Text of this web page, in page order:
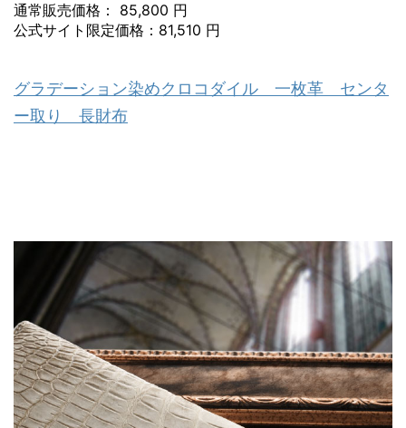
通常販売価格： 85,800 円
公式サイト限定価格：81,510 円
グラデーション染めクロコダイル 一枚革 センタ
ー取り 長財布